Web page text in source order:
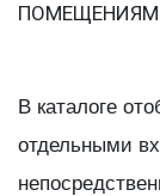
В каталоге
отдельными